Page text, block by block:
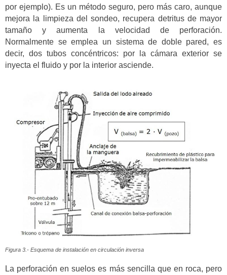
por ejemplo). Es un método seguro, pero más caro, aunque
mejora la limpieza del sondeo, recupera detritus de mayor
tamaño y aumenta la velocidad de perforación.
Normalmente se emplea un sistema de doble pared, es
decir, dos tubos concéntricos: por la cámara exterior se
inyecta el fluido y por la interior asciende.
Figura 3.- Esquema de instalación en circulación inversa
La perforación en suelos es más sencilla que en roca, pero